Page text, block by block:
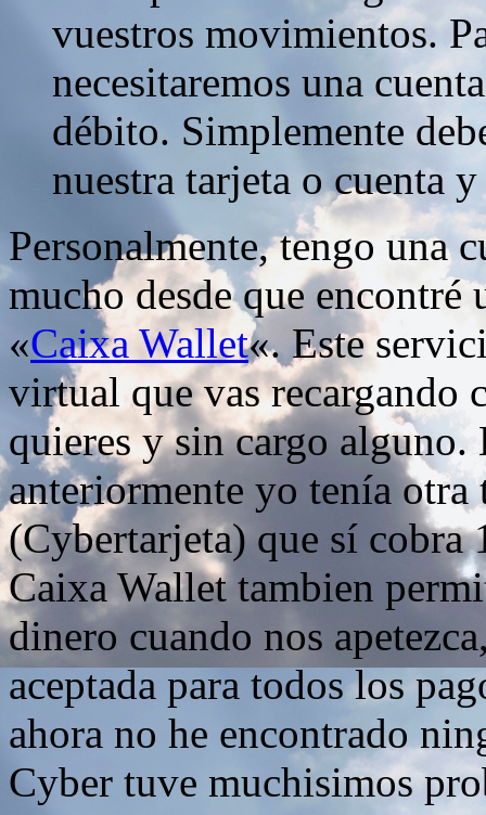
vuestros movimientos.
necesitaremos una
débito. Simplemente
nuestra tarjeta o cuenta y
Personalmente, tengo una
mucho desde que
«Caixa Wallet«. Este
virtual que vas recargando
quieres y sin cargo alguno.
anteriormente yo tenía
(Cybertarjeta) que sí
Caixa Wallet tambien
dinero cuando nos
aceptada para todos los
ahora no he encontrado
Cyber tuve muchisimos